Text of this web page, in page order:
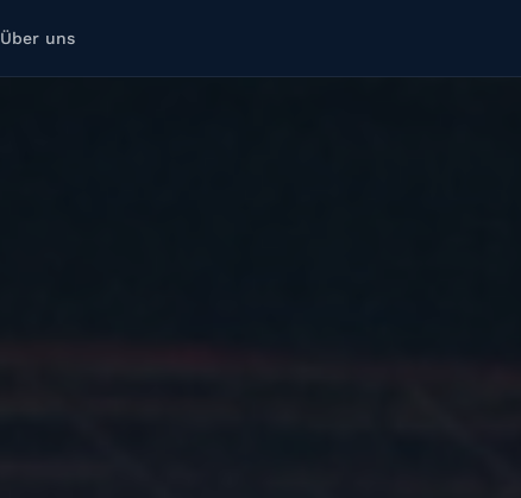
Über uns